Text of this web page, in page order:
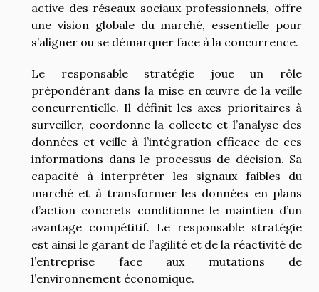
active des réseaux sociaux professionnels, offre
une vision globale du marché, essentielle pour
s’aligner ou se démarquer face à la concurrence.
Le responsable stratégie joue un rôle
prépondérant dans la mise en œuvre de la veille
concurrentielle. Il définit les axes prioritaires à
surveiller, coordonne la collecte et l’analyse des
données et veille à l’intégration efficace de ces
informations dans le processus de décision. Sa
capacité à interpréter les signaux faibles du
marché et à transformer les données en plans
d’action concrets conditionne le maintien d’un
avantage compétitif. Le responsable stratégie
est ainsi le garant de l’agilité et de la réactivité de
l’entreprise face aux mutations de
l’environnement économique.